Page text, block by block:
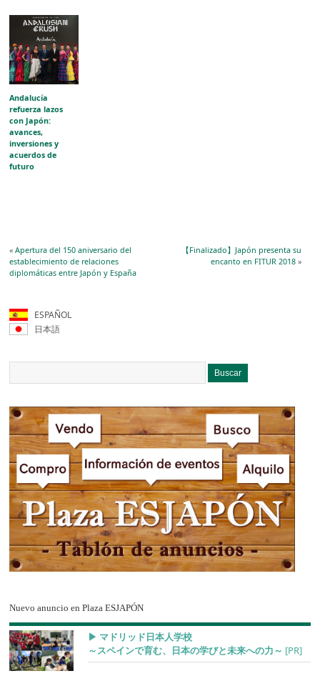
Andalucía
refuerza lazos
con Japón:
avances,
inversiones y
acuerdos de
futuro
«Apertura del 150 aniversario del
establecimiento de relaciones
diplomáticas entre Japón y España
【Finalizado】Japón presenta su
encanto en FITUR 2018»
ESPAÑOL
日本語
Nuevo anuncio en Plaza ESJAPÓN
▶︎ マドリッド日本人学校
～スペインで育む、日本の学びと未来への力～ [PR]